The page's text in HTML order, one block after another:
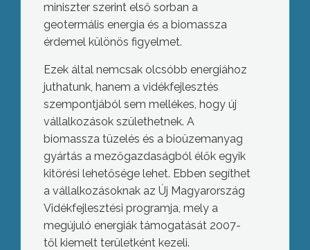
miniszter szerint első sorban a
geotermális energia és a biomassza
érdemel különös figyelmet.
Ezek által nemcsak olcsóbb energiához
juthatunk, hanem a vidékfejlesztés
szempontjából sem mellékes, hogy új
vállalkozások születhetnek. A
biomassza tüzelés és a bioüzemanyag
gyártás a mezőgazdaságból élők egyik
kitörési lehetősége lehet. Ebben segíthet
a vállalkozásoknak az Új Magyarország
Vidékfejlesztési programja, mely a
megújuló energiák támogatását 2007-
től kiemelt területként kezeli.